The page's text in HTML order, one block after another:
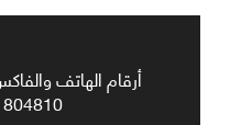
804810 - 5 - 00961